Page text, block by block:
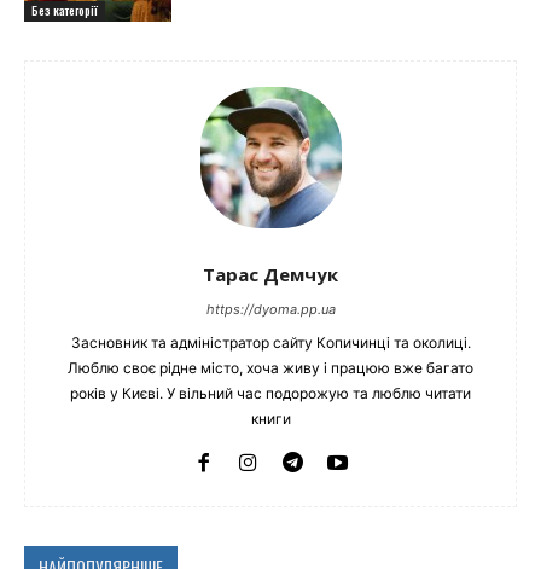
Без категорії
Тарас Демчук
https://dyoma.pp.ua
Засновник та адміністратор сайту Копичинці та околиці.
Люблю своє рідне місто, хоча живу і працюю вже багато
років у Києві. У вільний час подорожую та люблю читати
книги